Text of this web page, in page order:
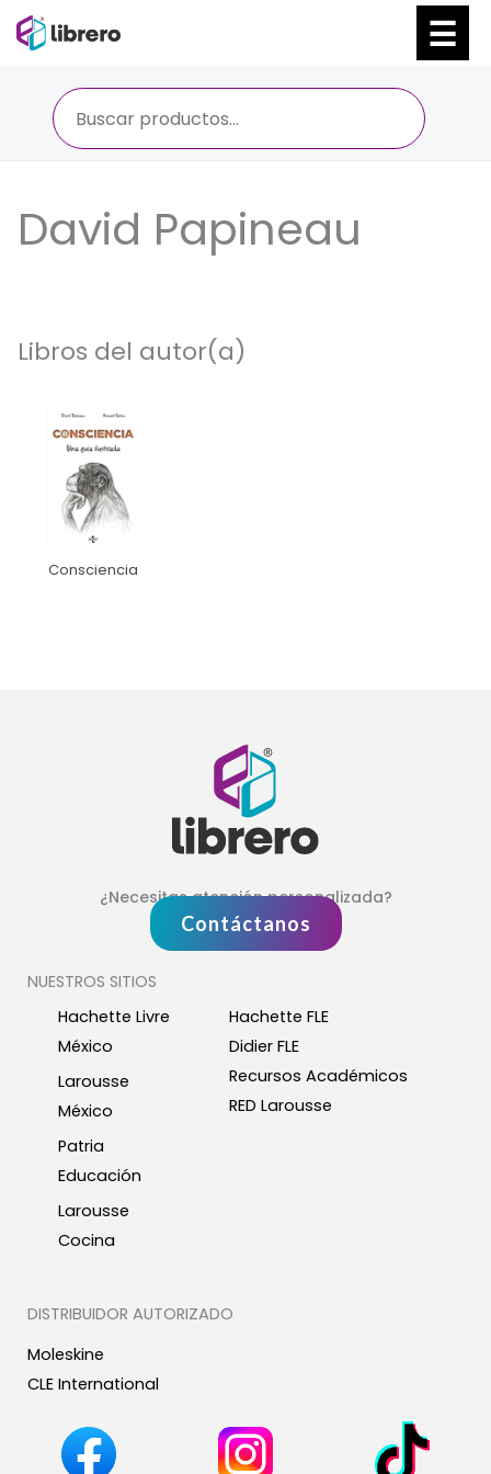
David Papineau
Libros del autor(a)
Consciencia
¿Necesitas atención personalizada?
Contáctanos
NUESTROS SITIOS
Hachette Livre
México
Larousse
México
Patria
Educación
Larousse
Cocina
Hachette FLE
Didier FLE
Recursos Académicos
RED Larousse
DISTRIBUIDOR AUTORIZADO
Moleskine
CLE International